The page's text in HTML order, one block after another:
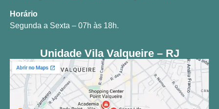
Horário
Segunda a Sexta – 07h às 18h.
Unidade Vila Valqueire – RJ